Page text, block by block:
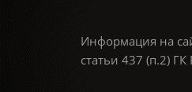
Информация на
статьи 437 (п.2)